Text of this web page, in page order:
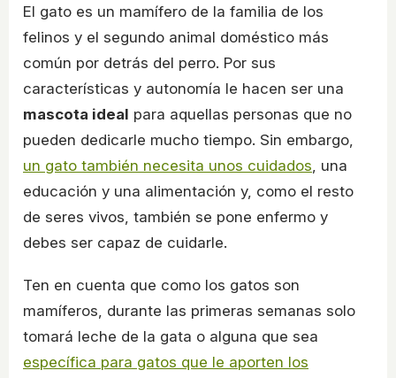
El gato es un mamífero de la familia de los
felinos y el segundo animal doméstico más
común por detrás del perro. Por sus
características y autonomía le hacen ser una
mascota ideal para aquellas personas que no
pueden dedicarle mucho tiempo. Sin embargo,
un gato también necesita unos cuidados, una
educación y una alimentación y, como el resto
de seres vivos, también se pone enfermo y
debes ser capaz de cuidarle.
Ten en cuenta que como los gatos son
mamíferos, durante las primeras semanas solo
tomará leche de la gata o alguna que sea
específica para gatos que le aporten los